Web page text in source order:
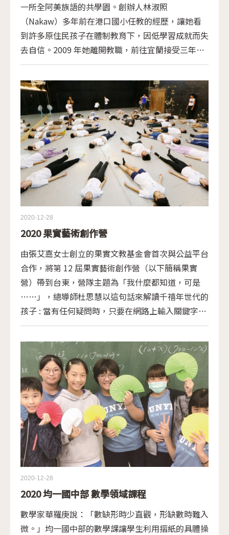
一所全阿美族語的共學園。創辦人林淑照
（Nakaw）多年前在港口國小任教的經歷，讓她看
到許多原住民孩子在體制教育下，因低學習成就而失
去自信。2009 年她離開教職，前往宜蘭接受三年華
德福師訓，發現這套強調自然與藝術，大量運用唸
謠、故事、遊戲和動手做的學習方式，相當適合部落
孩子。於是完成師訓後，她開始帶著自己的三個孩子
自學，漸漸地吸引幾位認同的家長加入。2015 年成
立結合 華德福和母語教育的 Tamorak 共學園，並獲
得公益平台嚴董事長允諾，在草創時期支持部分經
費，期待共學園成為部落重視並傳承母語文化的基
礎。
2020-12-28
2020 果實藝術創作營
由張艾嘉女士創立的果實文教基金會首次與公益平台
合作，將第 12 屆果實藝術創作營（以下簡稱果實
營）帶到台東，營隊主題為「我什麼都知道，可是
……」，總導師杜思慧以這句話來解讀千禧年世代的
孩子 : 當有任何疑問時，只要在網路上輸入關鍵字就
能得到答案，卻也讓人缺少了起身尋找、摸索並思考
解方的過程 —— 人們看似什麼都知道，卻也感到不
安和匱乏。以此為起點，營隊透過四天課程和三天表
演排練，引導來自全台的 60 位學員感知自己的肢體
與表達，展開一段重新認識自我潛能的旅程。
2020-12-28
2020 均一國中部 數學領域課程
數學家華羅庚說：「數缺形時少直觀，形缺數時難入
微。」均一國中部的數學課讓學生利用摺紙的具體操